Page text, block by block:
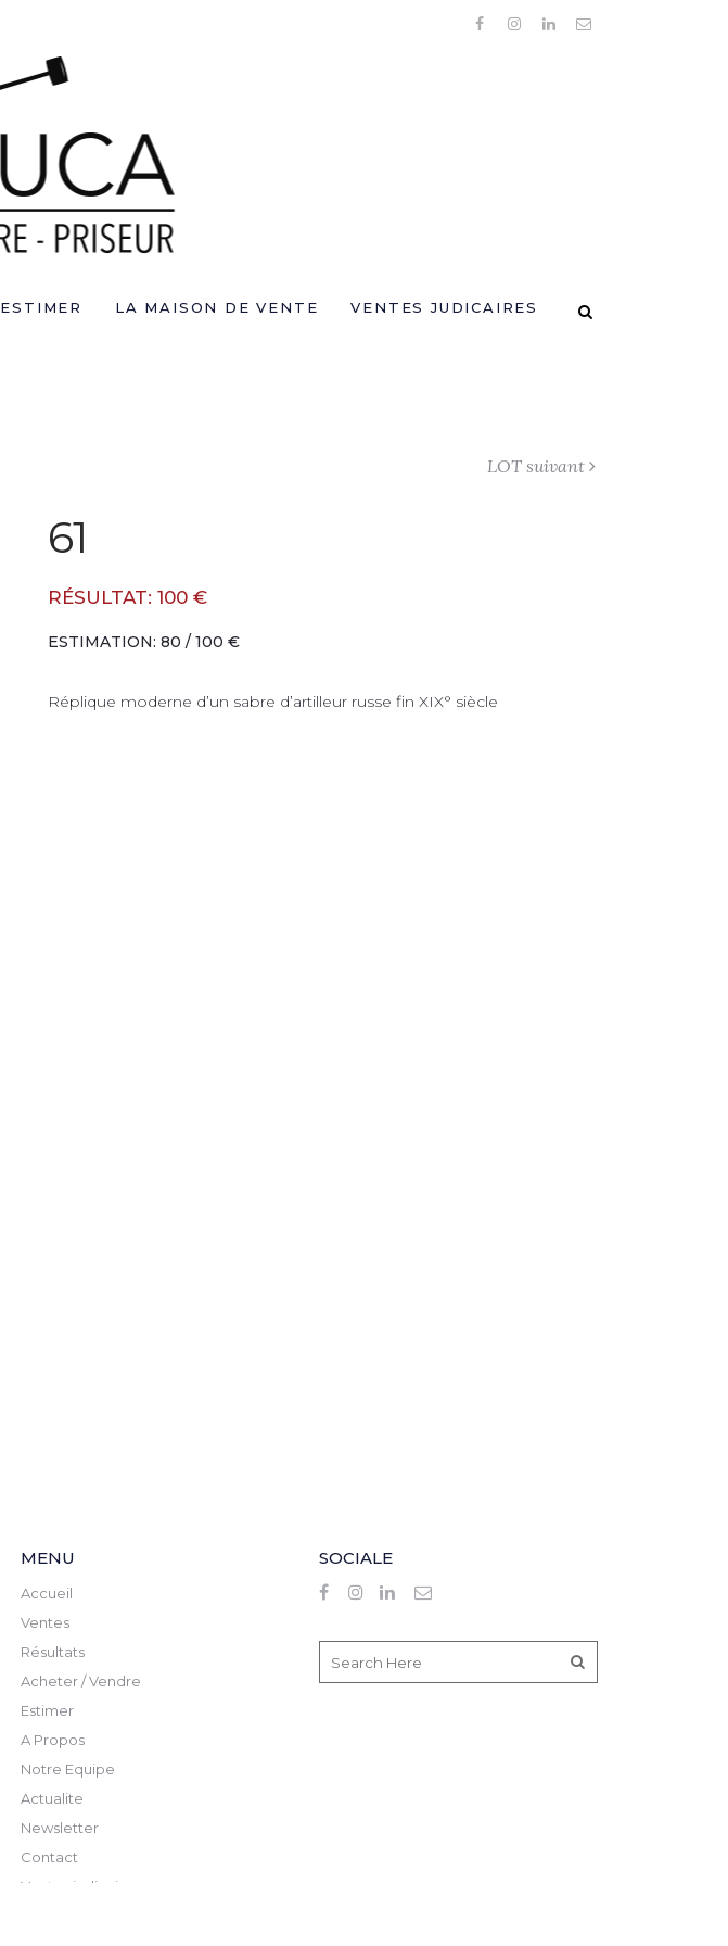
ESTIMER LA MAISON DE VENTE VENTES JUDICAIRES
LOT suivant
61
RÉSULTAT: 100 €
ESTIMATION: 80 / 100 €
Réplique moderne d’un sabre d’artilleur russe fin XIX° siècle
MENU
Accueil
Ventes
Résultats
Acheter / Vendre
Estimer
A Propos
Notre Equipe
Actualite
Newsletter
Contact
Ventes judicaires
SOCIALE